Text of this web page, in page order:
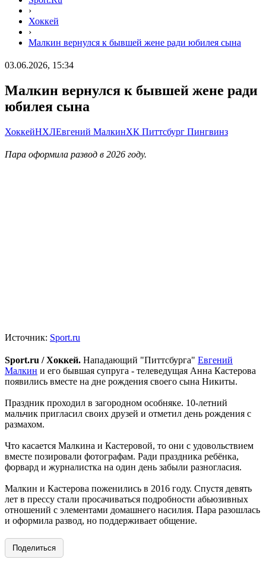
›
Хоккей
›
Малкин вернулся к бывшей жене ради юбилея сына
03.06.2026, 15:34
Малкин вернулся к бывшей жене ради
юбилея сына
ХоккейНХЛЕвгений МалкинХК Питтсбург Пингвинз
Пара оформила развод в 2026 году.
Источник: Sport.ru
Sport.ru / Хоккей. Нападающий "Питтсбурга" Евгений
Малкин и его бывшая супруга - телеведущая Анна Кастерова
появились вместе на дне рождения своего сына Никиты.
Праздник проходил в загородном особняке. 10-летний
мальчик пригласил своих друзей и отметил день рождения с
размахом.
Что касается Малкина и Кастеровой, то они с удовольствием
вместе позировали фотографам. Ради праздника ребёнка,
форвард и журналистка на один день забыли разногласия.
Малкин и Кастерова поженились в 2016 году. Спустя девять
лет в прессу стали просачиваться подробности абьюзивных
отношений с элементами домашнего насилия. Пара разошлась
и оформила развод, но поддерживает общение.
Поделиться